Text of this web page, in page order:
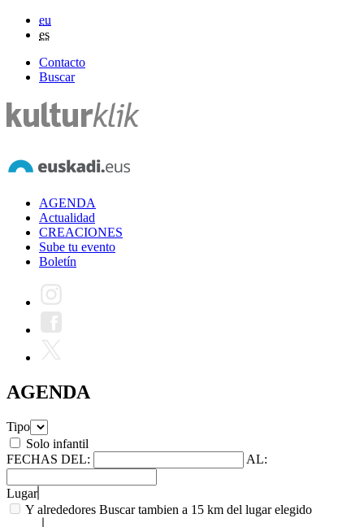
eu
es
Contacto
Buscar
AGENDA
Actualidad
CREACIONES
Sube tu evento
Boletín
AGENDA
Tipo
Solo infantil
FECHAS DEL: AL:
Lugar
Y alrededores Buscar tambien a 15 km del lugar elegido